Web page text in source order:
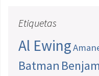
Etiquetas
Al Ewing
Batman